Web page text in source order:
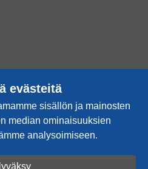
evästeitä
sisällön ja mainosten
median ominaisuuksien
analysoimiseen.